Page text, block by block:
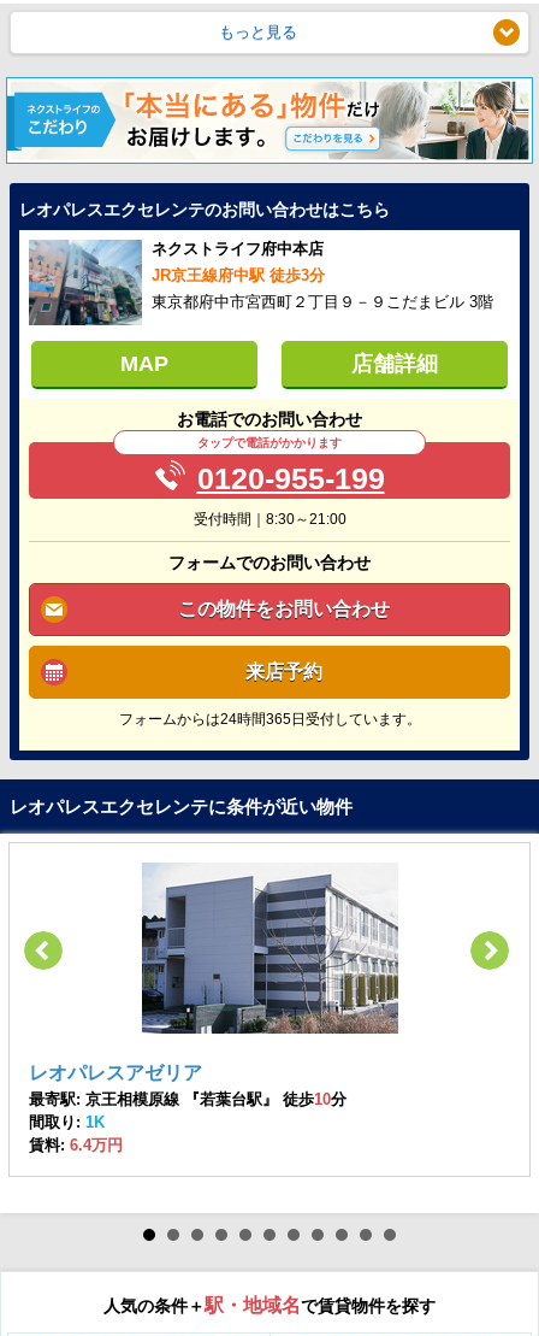
もっと見る
レオパレスエクセレンテのお問い合わせはこちら
ネクストライフ府中本店
JR京王線府中駅 徒歩3分
東京都府中市宮西町２丁目９－９こだまビル 3階
MAP 店舗詳細
お電話でのお問い合わせ
タップで電話がかかります
0120-955-199
受付時間｜8:30～21:00
フォームでのお問い合わせ
この物件をお問い合わせ
来店予約
フォームからは24時間365日受付しています。
レオパレスエクセレンテに条件が近い物件
レオパレスアゼリア
最寄駅: 京王相模原線 『若葉台駅』 徒歩10分
間取り: 1K
賃料: 6.4万円
人気の条件＋駅・地域名で賃貸物件を探す